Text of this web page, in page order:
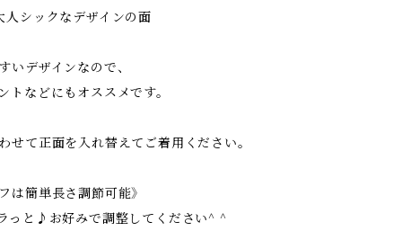
人シックなデザインの面
いデザインなので、
トなどにもオススメです。
せて正面を入れ替えてご着用ください。
は簡単長さ調節可能》
っと♪お好みで調整してください^ ^